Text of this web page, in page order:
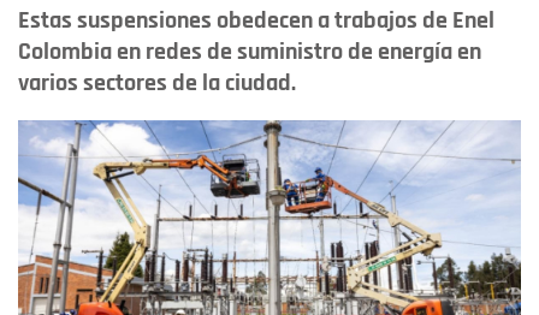
Estas suspensiones obedecen a trabajos de Enel
Colombia en redes de suministro de energía en
varios sectores de la ciudad.